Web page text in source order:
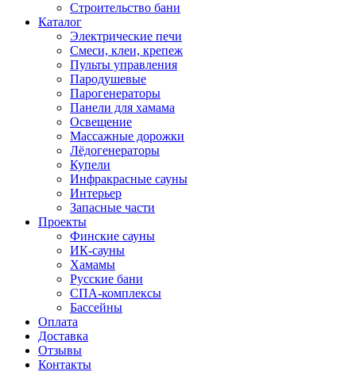
Строительство бани
Каталог
Электрические печи
Смеси, клеи, крепеж
Пульты управления
Пародушевые
Парогенераторы
Панели для хамама
Освещение
Массажные дорожки
Лёдогенераторы
Купели
Инфракрасные сауны
Интерьер
Запасные части
Проекты
Финские сауны
ИК-сауны
Хамамы
Русские бани
СПА-комплексы
Бассейны
Оплата
Доставка
Отзывы
Контакты